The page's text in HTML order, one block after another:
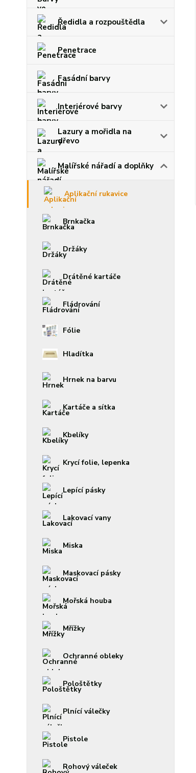
Ředidla a rozpouštědla
Penetrace
Fasádní barvy
Interiérové barvy
Lazury a mořidla na
dřevo
Malířské nářadí a doplňky
Aplikační rukavice
Brnkačka
Držáky
Drátěné kartáče
Fládrování
Fólie
Hladítka
Hrnek na barvu
Kartáče a sítka
Kbelíky
Krycí folie, lepenka
Lepící pásky
Lakovací vany
Miska
Maskovací pásky
Mořská houba
Mřížky
Ochranné obleky
Pološtětky
Plnící válečky
Pistole
Rohový váleček